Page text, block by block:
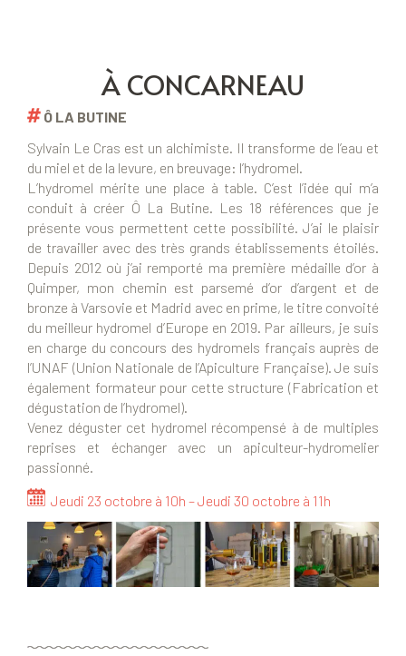
À CONCARNEAU
Ô LA BUTINE
Sylvain Le Cras est un alchimiste. Il transforme de l’eau et
du miel et de la levure, en breuvage: l’hydromel.
L’hydromel mérite une place à table. C’est l’idée qui m’a
conduit à créer Ô La Butine. Les 18 références que je
présente vous permettent cette possibilité. J’ai le plaisir
de travailler avec des très grands établissements étoilés.
Depuis 2012 où j’ai remporté ma première médaille d’or à
Quimper, mon chemin est parsemé d’or d’argent et de
bronze à Varsovie et Madrid avec en prime, le titre convoité
du meilleur hydromel d’Europe en 2019. Par ailleurs, je suis
en charge du concours des hydromels français auprès de
l’UNAF (Union Nationale de l’Apiculture Française). Je suis
également formateur pour cette structure (Fabrication et
dégustation de l’hydromel).
Venez déguster cet hydromel récompensé à de multiples
reprises et échanger avec un apiculteur-hydromelier
passionné.
Jeudi 23 octobre à 10h – Jeudi 30 octobre à 11h